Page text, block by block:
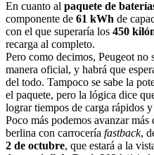
En cuanto al paquete de
componente de 61 kWh de
con el que superaría los 450
recarga al completo.
Pero como decimos, Peugeot no
manera oficial, y habrá que
del todo. Tampoco se sabe la
el paquete, pero la lógica dice
lograr tiempos de carga rápidos
Poco más podemos avanzar
berlina con carrocería fastback,
2 de octubre, que estará a la